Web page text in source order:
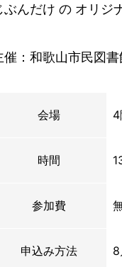
ぶんだけ の オリジ
催：和歌山市民図書
会場
時間
参加費
申込み方法